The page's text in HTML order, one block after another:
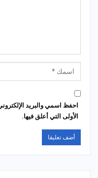
احفظ اسمي والبريد
الأولى التي أعلق فيها.